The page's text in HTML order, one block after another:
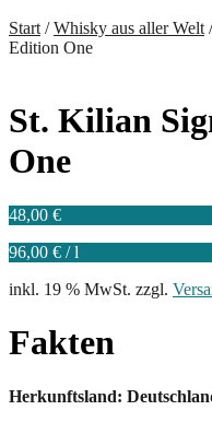
Start /Whisky aus aller Welt
Edition One
St. Kilian
One
48,00 €
96,00 € /l
inkl. 19 % MwSt. zzgl.
Fakten
Herkunftsland: